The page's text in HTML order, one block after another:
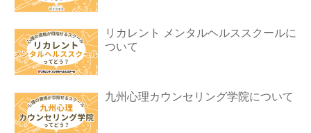
リカレント メンタルヘルススクールに
ついて
九州心理カウンセリング学院について